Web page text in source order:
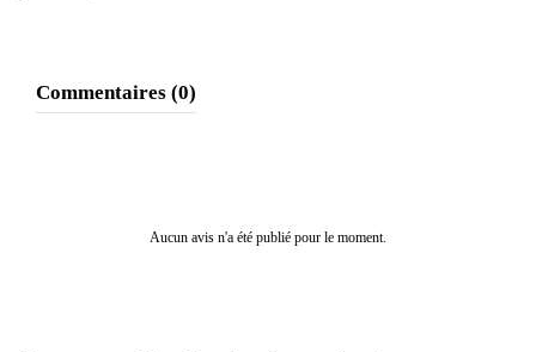
Commentaires (0)
Aucun avis n'a été publié pour le moment.